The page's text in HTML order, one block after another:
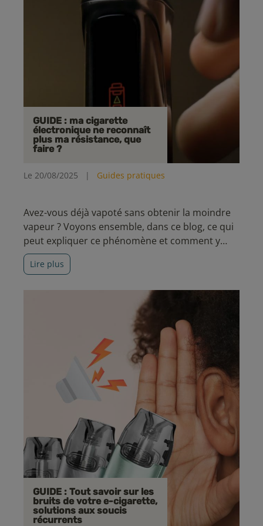
GUIDE : ma cigarette
électronique ne reconnaît
plus ma résistance, que
faire ?
Le 20/08/2025 | Guides pratiques
Avez-vous déjà vapoté sans obtenir la moindre
vapeur ? Voyons ensemble, dans ce blog, ce qui
peut expliquer ce phénomène et comment y
remédier simplement.
Lire plus
GUIDE : Tout savoir sur les
bruits de votre e-cigarette,
solutions aux soucis
récurrents